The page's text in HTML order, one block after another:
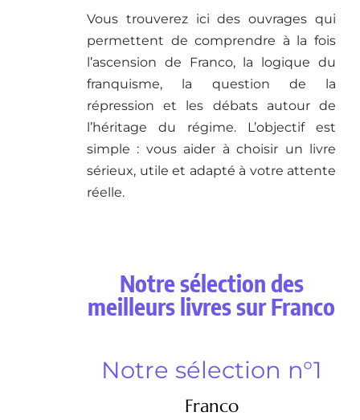
Vous trouverez ici des ouvrages qui
permettent de comprendre à la fois
l’ascension de Franco, la logique du
franquisme, la question de la
répression et les débats autour de
l’héritage du régime. L’objectif est
simple : vous aider à choisir un livre
sérieux, utile et adapté à votre attente
réelle.
Notre sélection des
meilleurs livres sur Franco
Notre sélection n°1
Franco